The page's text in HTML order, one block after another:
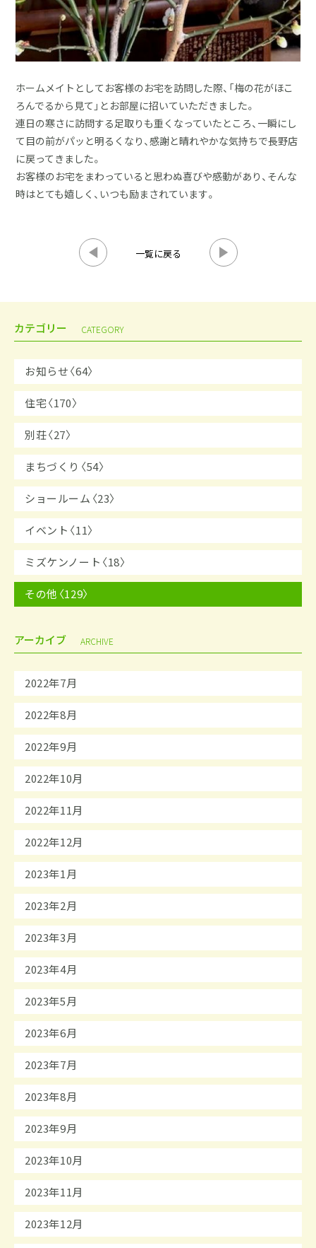
ホームメイトとしてお客様のお宅を訪問した際、「梅の花がほこ
ろんでるから見て」とお部屋に招いていただきました。
連日の寒さに訪問する足取りも重くなっていたところ、一瞬にし
て目の前がパッと明るくなり、感謝と晴れやかな気持ちで長野店
に戻ってきました。
お客様のお宅をまわっていると思わぬ喜びや感動があり、そんな
時はとても嬉しく、いつも励まされています。
一覧に戻る
カテゴリー CATEGORY
お知らせ〈64〉
住宅〈170〉
別荘〈27〉
まちづくり〈54〉
ショールーム〈23〉
イベント〈11〉
ミズケンノート〈18〉
その他〈129〉
アーカイブ ARCHIVE
2022年7月
2022年8月
2022年9月
2022年10月
2022年11月
2022年12月
2023年1月
2023年2月
2023年3月
2023年4月
2023年5月
2023年6月
2023年7月
2023年8月
2023年9月
2023年10月
2023年11月
2023年12月